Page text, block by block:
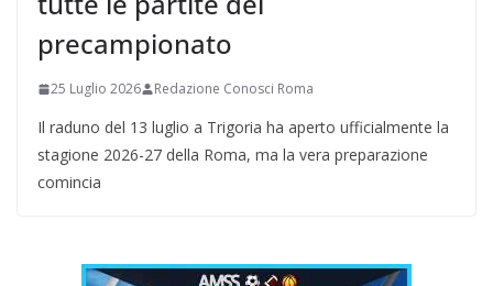
precampionato
25 Luglio 2026 Redazione Conosci Roma
Il raduno del 13 luglio a Trigoria ha aperto ufficialmente la
stagione 2026-27 della Roma, ma la vera preparazione
comincia